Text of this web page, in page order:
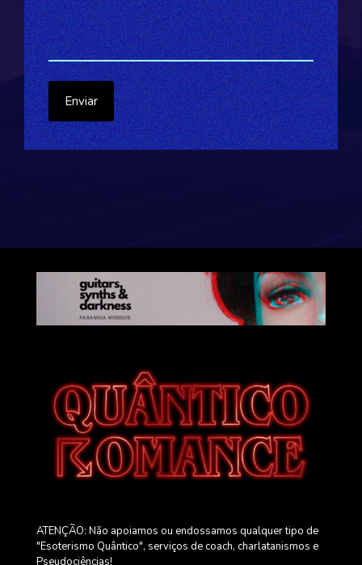
ATENÇÃO: Não apoiamos ou endossamos qualquer tipo de
"Esoterismo Quântico", serviços de coach, charlatanismos e